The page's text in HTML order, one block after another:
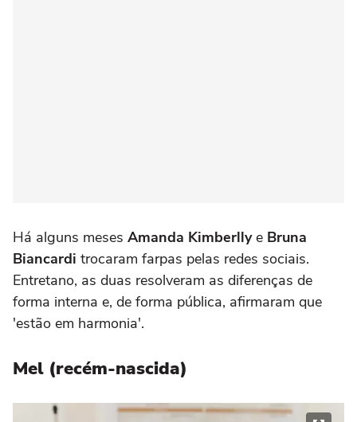
Há alguns meses Amanda Kimberllye Bruna
Biancardi trocaram farpas pelas redes sociais.
Entretano, as duas resolveram as diferenças de
forma interna e, de forma pública, afirmaram que
'estão em harmonia'.
Mel (recém-nascida)